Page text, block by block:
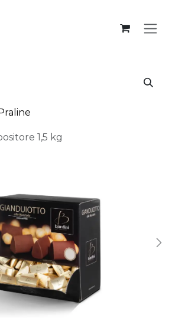
1,5 kg